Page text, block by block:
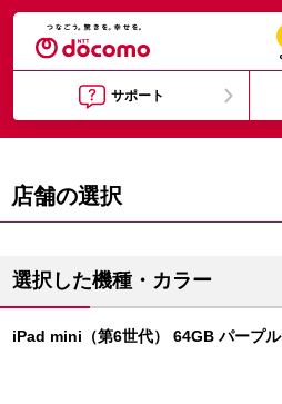
サポート
店舗の選択
選択した機種・カラー
iPad mini（第6世代） 64GB パープル